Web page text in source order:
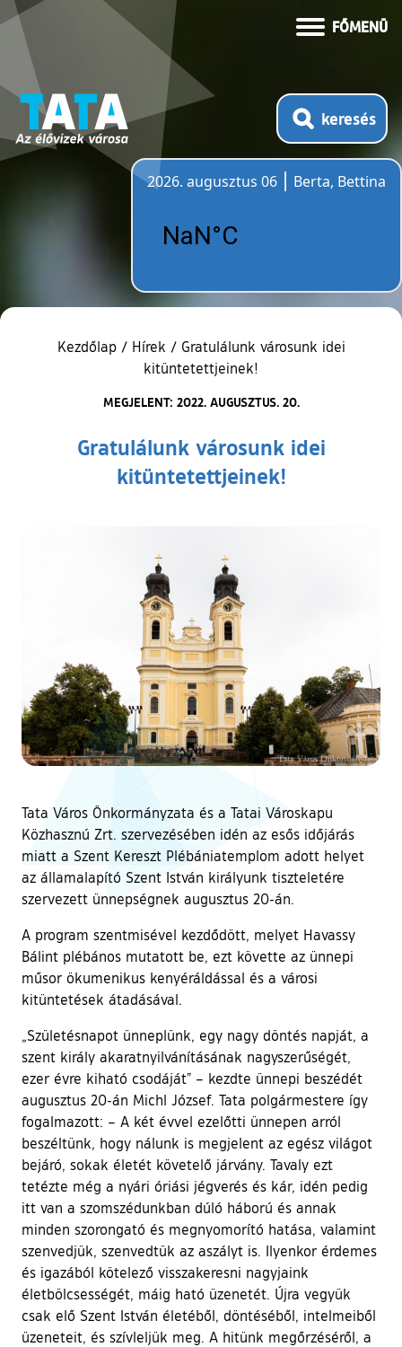
FŐMENÜ
keresés
2026. augusztus 06
Berta, Bettina
Kezdőlap / Hírek / Gratulálunk városunk idei
kitüntetettjeinek!
MEGJELENT: 2022. AUGUSZTUS. 20.
Gratulálunk városunk idei
kitüntetettjeinek!
Tata Város Önkormányzata és a Tatai Városkapu
Közhasznú Zrt. szervezésében idén az esős időjárás
miatt a Szent Kereszt Plébániatemplom adott helyet
az államalapító Szent István királyunk tiszteletére
szervezett ünnepségnek augusztus 20-án.
A program szentmisével kezdődött, melyet Havassy
Bálint plébános mutatott be, ezt követte az ünnepi
műsor ökumenikus kenyéráldással és a városi
kitüntetések átadásával.
„Születésnapot ünneplünk, egy nagy döntés napját, a
szent király akaratnyilvánításának nagyszerűségét,
ezer évre kiható csodáját” – kezdte ünnepi beszédét
augusztus 20-án Michl József. Tata polgármestere így
fogalmazott: – A két évvel ezelőtti ünnepen arról
beszéltünk, hogy nálunk is megjelent az egész világot
bejáró, sokak életét követelő járvány. Tavaly ezt
tetézte még a nyári óriási jégverés és kár, idén pedig
itt van a szomszédunkban dúló háború és annak
minden szorongató és megnyomorító hatása, valamint
szenvedjük, szenvedtük az aszályt is. Ilyenkor érdemes
és igazából kötelező visszakeresni nagyjaink
életbölcsességét, máig ható üzenetét. Újra vegyük
csak elő Szent István életéből, döntéséből, intelmeiből
üzeneteit, és szívleljük meg. A hitünk megőrzéséről, a